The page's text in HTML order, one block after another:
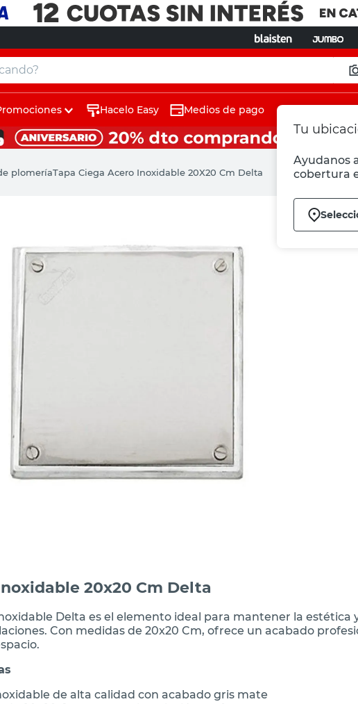
Tu
Ayudanos
cobertura
Hacelo Easy Medios de pago
plomeríaTapa Ciega Acero Inoxidable 20X20 Cm Delta
20x20 Cm Delta
Delta es el elemento ideal para mantener la estética
Con medidas de 20x20 Cm, ofrece un acabado
de alta calidad con acabado gris mate